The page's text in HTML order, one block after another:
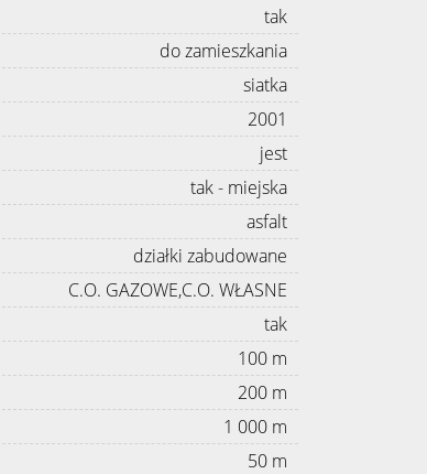
tak
do zamieszkania
siatka
2001
jest
tak - miejska
asfalt
działki zabudowane
C.O. GAZOWE,C.O. WŁASNE
tak
100 m
200 m
1 000 m
50 m